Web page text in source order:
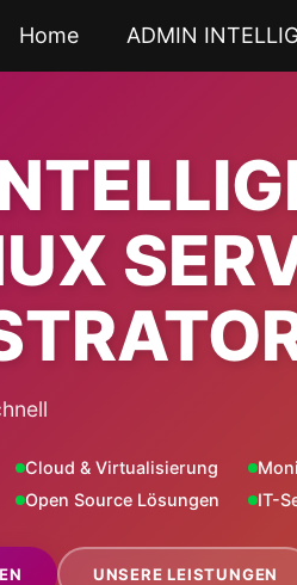
Home ADMIN
Cloud & Virtualisierung
Open Source Lösungen IT-
UNSERE LEISTUNGEN